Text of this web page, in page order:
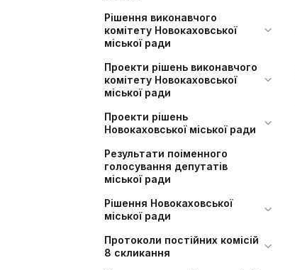
Рішення виконавчого
комітету Новокаховської
міської ради
Проекти рішень виконавчого
комітету Новокаховської
міської ради
Проекти рішень
Новокаховської міської ради
Результати поіменного
голосування депутатів
міської ради
Рішення Новокаховської
міської ради
Протоколи постійних комісій
8 скликання